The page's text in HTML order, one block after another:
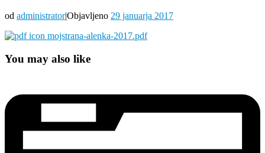
od administrator|Objavljeno 29 januarja 2017
mojstrana-alenka-2017.pdf
You may also like